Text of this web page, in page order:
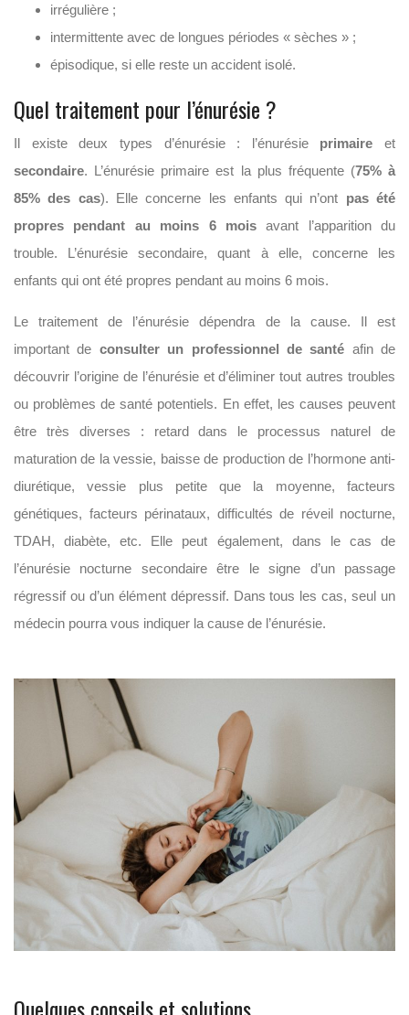
irrégulière ;
intermittente avec de longues périodes « sèches » ;
épisodique, si elle reste un accident isolé.
Quel traitement pour l’énurésie ?
Il existe deux types d’énurésie : l’énurésie primaire et
secondaire. L’énurésie primaire est la plus fréquente (75% à
85% des cas). Elle concerne les enfants qui n’ont pas été
propres pendant au moins 6 moisavant l’apparition du
trouble. L’énurésie secondaire, quant à elle, concerne les
enfants qui ont été propres pendant au moins 6 mois.
Le traitement de l’énurésie dépendra de la cause. Il est
important de consulter un professionnel de santé afin de
découvrir l’origine de l’énurésie et d’éliminer tout autres troubles
ou problèmes de santé potentiels. En effet, les causes peuvent
être très diverses : retard dans le processus naturel de
maturation de la vessie, baisse de production de l’hormone anti-
diurétique, vessie plus petite que la moyenne, facteurs
génétiques, facteurs périnataux, difficultés de réveil nocturne,
TDAH, diabète, etc. Elle peut également, dans le cas de
l’énurésie nocturne secondaire être le signe d’un passage
régressif ou d’un élément dépressif. Dans tous les cas, seul un
médecin pourra vous indiquer la cause de l’énurésie.